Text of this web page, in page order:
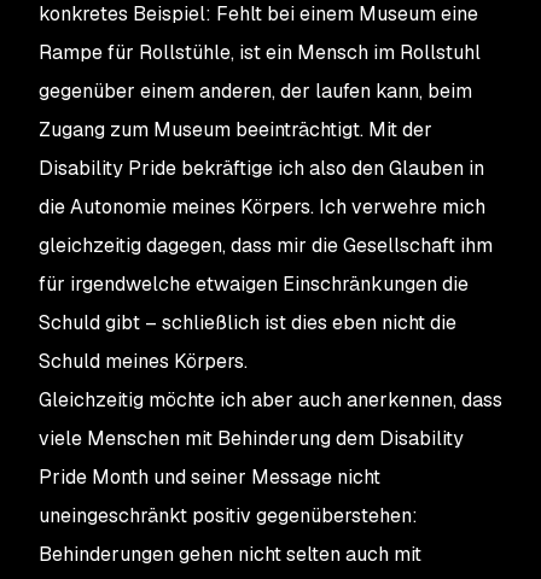
konkretes Beispiel: Fehlt bei einem Museum eine
Rampe für Rollstühle, ist ein Mensch im Rollstuhl
gegenüber einem anderen, der laufen kann, beim
Zugang zum Museum beeinträchtigt. Mit der
Disability Pride bekräftige ich also den Glauben in
die Autonomie meines Körpers. Ich verwehre mich
gleichzeitig dagegen, dass mir die Gesellschaft ihm
für irgendwelche etwaigen Einschränkungen die
Schuld gibt – schließlich ist dies eben nicht die
Schuld meines Körpers.
Gleichzeitig möchte ich aber auch anerkennen, dass
viele Menschen mit Behinderung dem Disability
Pride Month und seiner Message nicht
uneingeschränkt positiv gegenüberstehen:
Behinderungen gehen nicht selten auch mit